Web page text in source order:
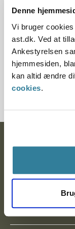
Denne
Vi bruger
ast.dk. Ved at
Ankestyrelsen
hjemmesiden,
kan altid ændre
cookies.
Paragraf
§ 36 § 40
14212-84
Nytorv 7, 2. sal